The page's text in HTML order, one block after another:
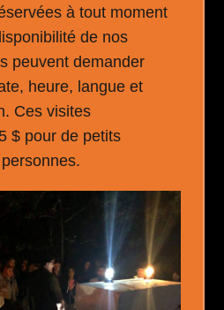
à tout moment
de nos
peuvent demander
heure, langue et
Ces visites
$ pour de petits